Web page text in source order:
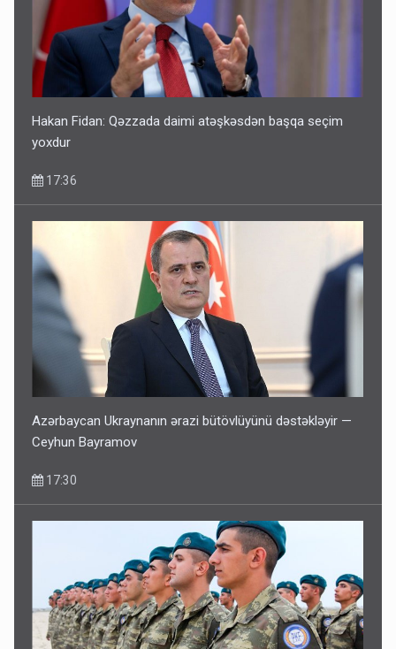
Hakan Fidan: Qəzzada daimi atəşkəsdən başqa seçim
yoxdur
17:36
Azərbaycan Ukraynanın ərazi bütövlüyünü dəstəkləyir —
Ceyhun Bayramov
17:30